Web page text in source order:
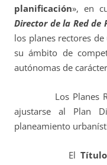
planificación», en
Director de la Red de
los planes rectores
su ámbito de
autónomas de
Los Planes
ajustarse al Plan
planeamiento
El